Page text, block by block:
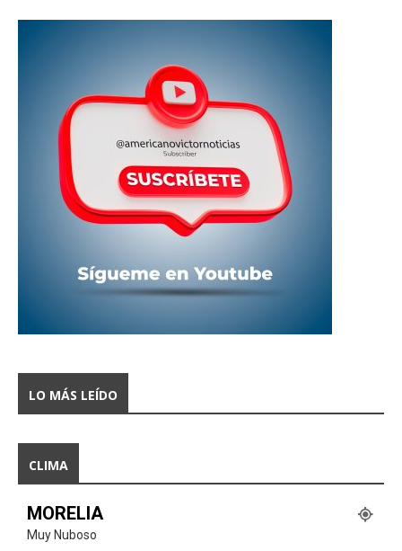
LO MÁS LEÍDO
CLIMA
MORELIA
Muy Nuboso